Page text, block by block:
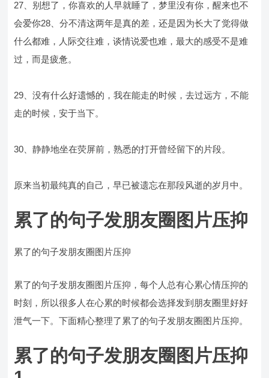
27、别想了，你喜欢的人早就睡了，梦里没有你，醒来也不
会爱你28、分不清这两年是真的差，还是因为长大了觉得做
什么都难，人际交往难，谈情说爱也难，最大的感受不是难
过，而是疲惫。
29、没有什么好遗憾的，我在能走的时候，去过远方，不能
走的时候，安于当下。
30、静静地坐在荧屏前，熟悉的打开曾经留下的片段。
原来当初最纯真的自己，早已被遗忘在那段风逝的岁月中。
累了的句子发朋友圈图片压抑
累了的句子发朋友圈图片压抑
累了的句子发朋友圈图片压抑，每个人总有心累心情压抑的
时刻，所以很多人在心累的时候都会选择发到朋友圈里好好
泄气一下。下面精心整理了累了的句子发朋友圈图片压抑。
累了的句子发朋友圈图片压抑